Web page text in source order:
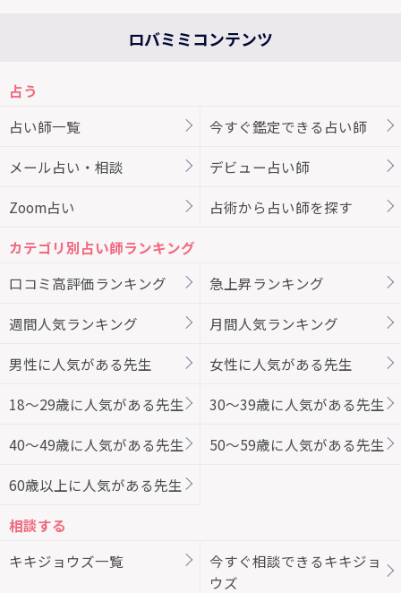
ロバミミコンテンツ
占う
占い師一覧
今すぐ鑑定できる占い師
メール占い・相談 デビュー占い師
Zoom占い 占術から占い師を探す
カテゴリ別占い師ランキング
口コミ高評価ランキング
急上昇ランキング
週間人気ランキング 月間人気ランキング
男性に人気がある先生 女性に人気がある先生
18～29歳に人気がある先生 30～39歳に人気がある先生
40～49歳に人気がある先生 50～59歳に人気がある先生
60歳以上に人気がある先生
相談する
キキジョウズ一覧
今すぐ相談できるキキジョ
ウズ